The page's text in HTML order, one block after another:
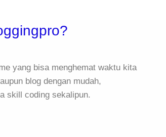
yang bisa menghemat waktu kita
blog dengan mudah,
skill coding sekalipun.